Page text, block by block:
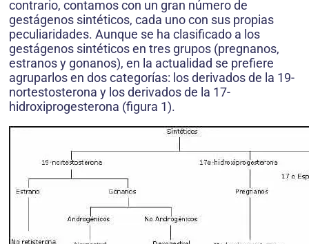
contrario, contamos con un gran número de
gestágenos sintéticos, cada uno con sus propias
peculiaridades. Aunque se ha clasificado a los
gestágenos sintéticos en tres grupos (pregnanos,
estranos y gonanos), en la actualidad se prefiere
agruparlos en dos categorías: los derivados de la 19-
nortestosterona y los derivados de la 17-
hidroxiprogesterona (figura 1).